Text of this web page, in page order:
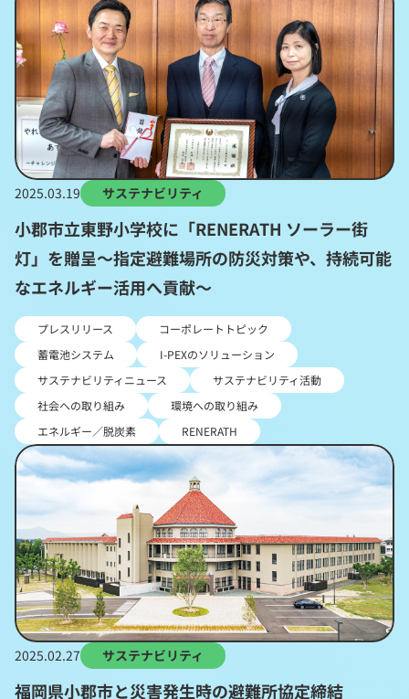
2025.03.19 サステナビリティ
小郡市立東野小学校に「RENERATH ソーラー街
灯」を贈呈～指定避難場所の防災対策や、持続可能
なエネルギー活用へ貢献～
プレスリリース
コーポレートトピック
蓄電池システム
I-PEXのソリューション
サステナビリティニュース
サステナビリティ活動
社会への取り組み
環境への取り組み
エネルギー／脱炭素
RENERATH
2025.02.27 サステナビリティ
福岡県小郡市と災害発生時の避難所協定締結